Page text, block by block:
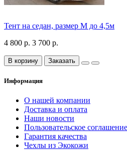
Тент на седан, размер М до 4,5м
4 800 р. 3 700 р.
В корзину Заказать
Информация
О нашей компании
Доставка и оплата
Наши новости
Пользовательское соглашение
Гарантия качества
Чехлы из Экокожи